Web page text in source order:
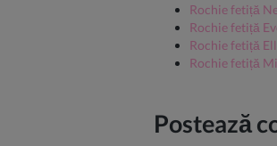
Rochie fetiță
Rochie fetiță
Rochie fetiță
Rochie fetiță
Postează